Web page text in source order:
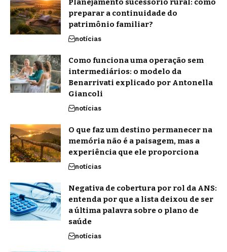
preparar a continuidade do
patrimônio familiar?
notícias
Como funciona uma operação sem
intermediários: o modelo da
Benarrivati explicado por Antonella
Giancoli
notícias
O que faz um destino permanecer na
memória não é a paisagem, mas a
experiência que ele proporciona
notícias
Negativa de cobertura por rol da ANS:
entenda por que a lista deixou de ser
a última palavra sobre o plano de
saúde
notícias